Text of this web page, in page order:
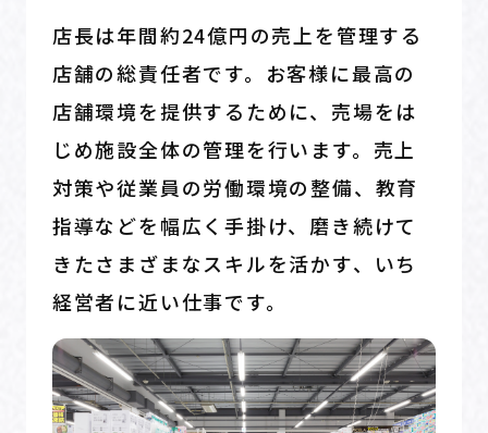
店長は年間約24億円の売上を管理する
店舗の総責任者です。お客様に最高の
店舗環境を提供するために、売場をは
じめ施設全体の管理を行います。売上
対策や従業員の労働環境の整備、教育
指導などを幅広く手掛け、磨き続けて
きたさまざまなスキルを活かす、いち
経営者に近い仕事です。